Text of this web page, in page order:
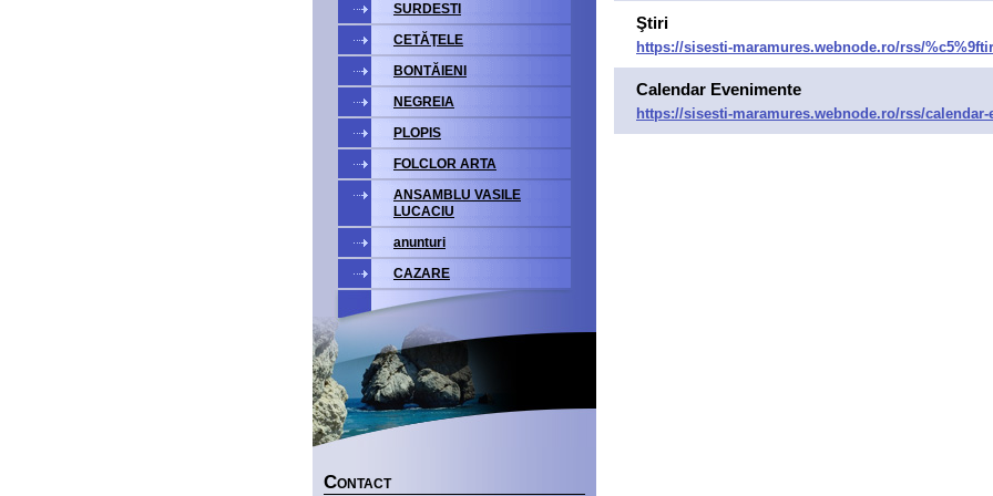
Ştiri
https://sisesti-maramures.webnode.ro/rss/
Calendar Evenimente
https://sisesti-maramures.webnode.ro/rss/calendar-
SURDESTI
CETĂŢELE
BONTĂIENI
NEGREIA
PLOPIS
FOLCLOR ARTA
ANSAMBLU VASILE
LUCACIU
anunturi
CAZARE
CONTACT